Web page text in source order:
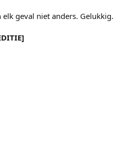
geval niet anders. Gelukkig.